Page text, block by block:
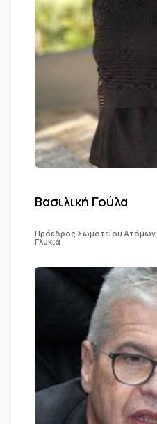
Βασιλική Γούλα
Πρόεδρος Σωματείου
Γλυκιά